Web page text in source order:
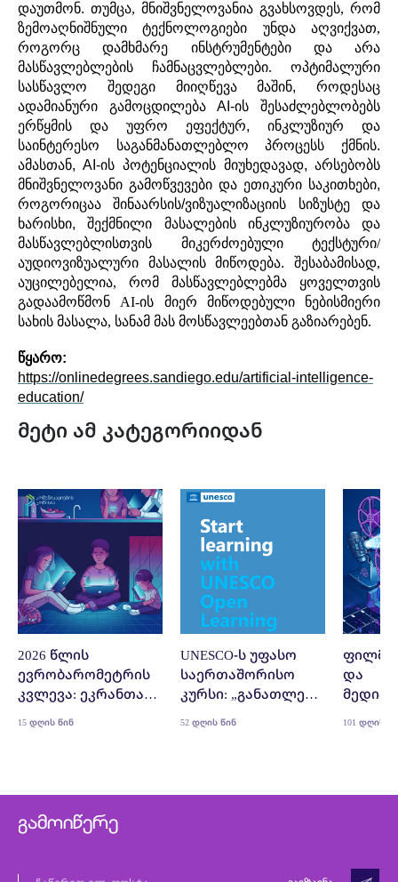
დაუთმონ. თუმცა, მნიშვნელოვანია გვახსოვდეს, რომ
ზემოაღნიშნული ტექნოლოგიები უნდა აღვიქვათ,
როგორც დამხმარე ინსტრუმენტები და არა
მასწავლებლების ჩამნაცვლებლები. ოპტიმალური
სასწავლო შედეგი მიიღწევა მაშინ,როდესაც
ადამიანური
გამოცდილებაAI-ის
შესაძლებლობებს
ერწყმის
და უფრო ეფექტურ,ინკლუზიურ
და
საინტერესო
საგანმანათლებლო პროცესს ქმნის.
ამასთან, AI-ის პოტენციალის მიუხედავად,არსებობს
მნიშვნელოვანი გამოწვევები და ეთიკური საკითხები,
როგორიცაა
შინაარსის/ვიზუალიზაციის სიზუსტე
და
ხარისხი,შექმნილი მასალების ინკლუზიურობა
და
მასწავლებლისთვის
მიკერძოებული
ტექსტური/
აუდიოვიზუალური
მასალის მიწოდება.შესაბამისად,
აუცილებელია, რომ მასწავლებლებმა ყოველთვის
გადაამოწმონ AI-ის მიერ მიწოდებული ნებისმიერი
სახის მასალა, სანამ მას მოსწავლეებთან გაზიარებენ.
წყარო:
https://onlinedegrees.sandiego.edu/artificial-intelligence-
education/
მეტი ამ კატეგორიიდან
2026 წლის
ევრობარომეტრის
კვლევა: ეკრანთან
გატარებული
დროის გავლენა
15 დღის წინ
UNESCO-ს უფასო
საერთაშორისო
კურსი: „განათლება
ხელოვნური
ინტელექტის
საკლასო
52 დღის წინ
და
101 დღის
გამოიწერე